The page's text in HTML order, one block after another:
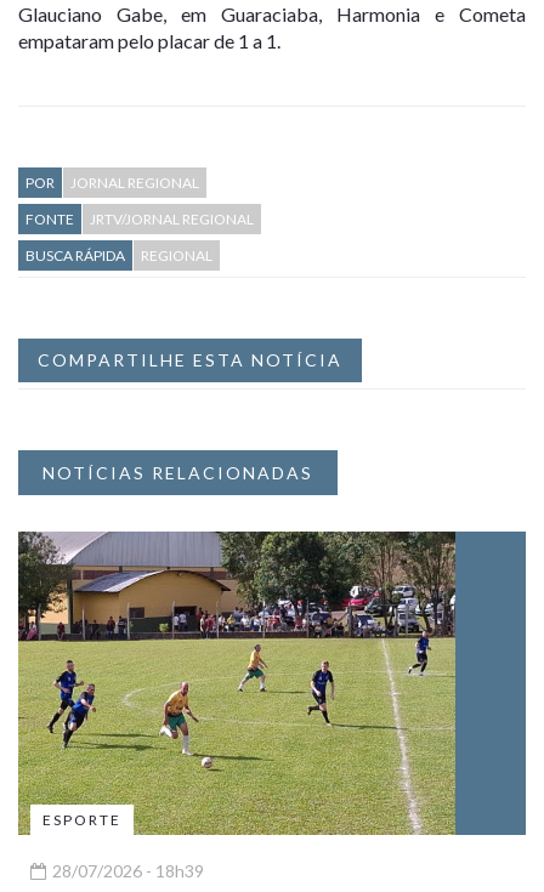
Glauciano Gabe, em Guaraciaba, Harmonia e Cometa
empataram pelo placar de 1 a 1.
POR
JORNAL REGIONAL
FONTE
JRTV/JORNAL REGIONAL
BUSCA RÁPIDA
REGIONAL
COMPARTILHE ESTA NOTÍCIA
NOTÍCIAS RELACIONADAS
ESPORTE
28/07/2026 - 18h39